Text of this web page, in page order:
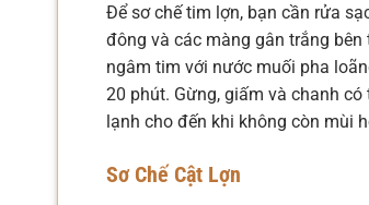
Để sơ chế tim lợn, bạn cần rửa
đông và các màng gân trắng
ngâm tim với nước muối pha
20 phút. Gừng, giấm và chanh
lạnh cho đến khi không còn mùi
Sơ Chế Cật Lợn